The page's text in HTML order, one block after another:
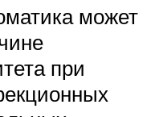
может
при